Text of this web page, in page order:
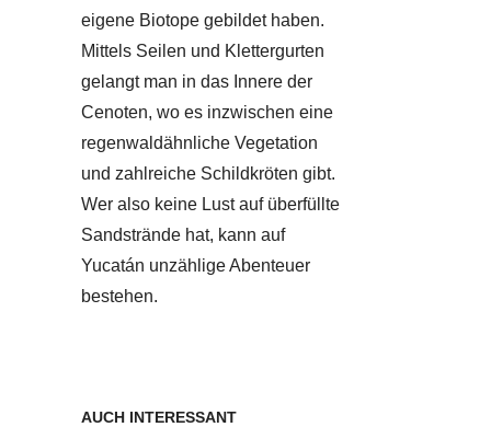
eigene Biotope gebildet haben.
Mittels Seilen und Klettergurten
gelangt man in das Innere der
Cenoten, wo es inzwischen eine
regenwaldähnliche Vegetation
und zahlreiche Schildkröten gibt.
Wer also keine Lust auf überfüllte
Sandstrände hat, kann auf
Yucatán unzählige Abenteuer
bestehen.
AUCH INTERESSANT